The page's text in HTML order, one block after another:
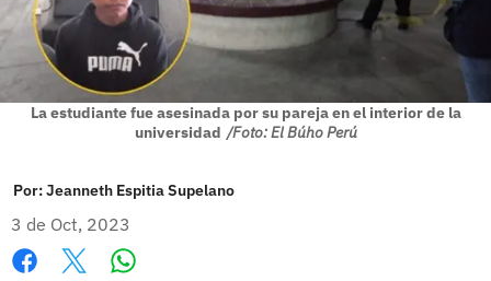
La estudiante fue asesinada por su pareja en el interior de la
universidad /Foto: El Búho Perú
Por:Jeanneth Espitia Supelano
3 de Oct, 2023